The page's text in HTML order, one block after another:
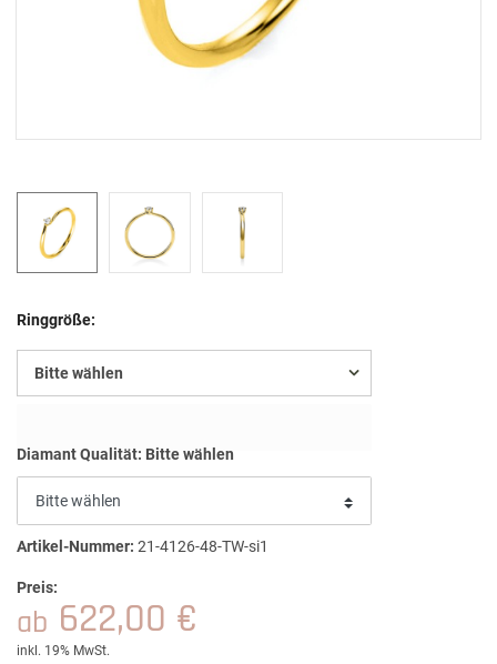
Ringgröße:
Bitte wählen
Diamant Qualität: Bitte wählen
Artikel-Nummer: 21-4126-48-TW-si1
Preis:
ab 622,00 €
inkl. 19% MwSt.